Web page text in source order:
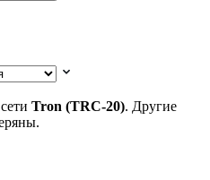
Tron (TRC-20). Другие